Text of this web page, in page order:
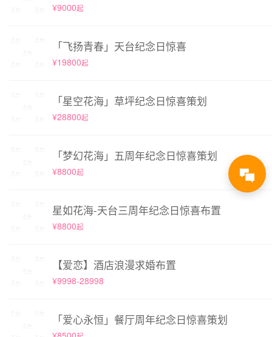
¥9000起
「飞扬青春」天台纪念日惊喜
¥19800起
「星空花海」草坪纪念日惊喜策划
¥28800起
「梦幻花海」五周年纪念日惊喜策划
¥8800起
星如花海-天台三周年纪念日惊喜布置
¥8800起
【爱恋】酒店浪漫求婚布置
¥9998-28998
「爱心永恒」餐厅周年纪念日惊喜策划